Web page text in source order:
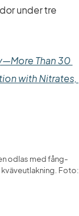
under tre
Than 30
with Nitrates,
odlas med fång-
Foto: